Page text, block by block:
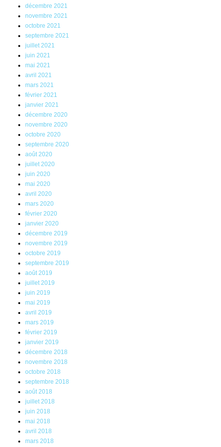
décembre 2021
novembre 2021
octobre 2021
septembre 2021
juillet 2021
juin 2021
mai 2021
avril 2021
mars 2021
février 2021
janvier 2021
décembre 2020
novembre 2020
octobre 2020
septembre 2020
août 2020
juillet 2020
juin 2020
mai 2020
avril 2020
mars 2020
février 2020
janvier 2020
décembre 2019
novembre 2019
octobre 2019
septembre 2019
août 2019
juillet 2019
juin 2019
mai 2019
avril 2019
mars 2019
février 2019
janvier 2019
décembre 2018
novembre 2018
octobre 2018
septembre 2018
août 2018
juillet 2018
juin 2018
mai 2018
avril 2018
mars 2018